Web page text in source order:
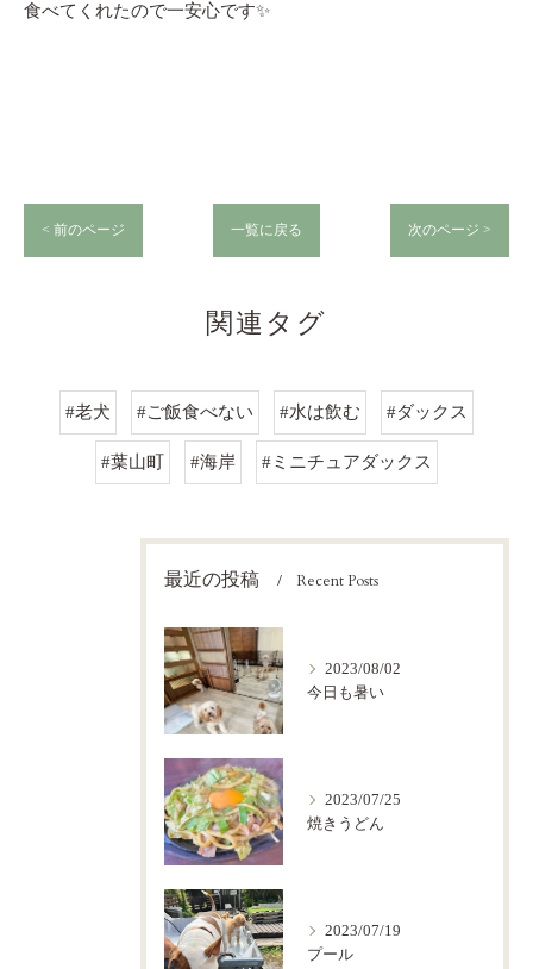
食べてくれたので一安心です✨
< 前のページ 一覧に戻る 次のページ >
関連タグ
#老犬 #ご飯食べない #水は飲む #ダックス
#葉山町 #海岸 #ミニチュアダックス
最近の投稿 Recent Posts
2023/08/02
今日も暑い
2023/07/25
焼きうどん
2023/07/19
プール